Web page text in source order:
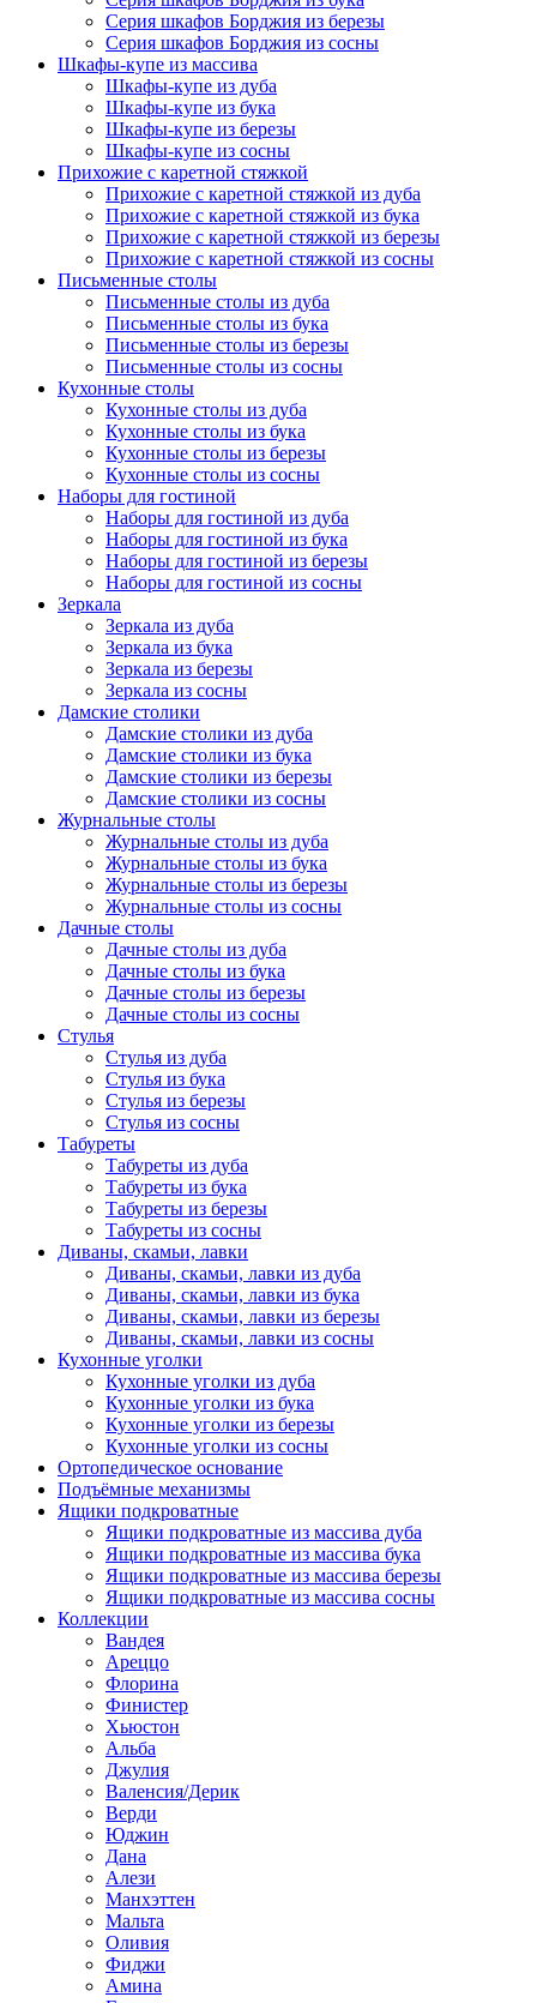
Серия шкафов Борджия из березы
Серия шкафов Борджия из сосны
Шкафы-купе из массива
Шкафы-купе из дуба
Шкафы-купе из бука
Шкафы-купе из березы
Шкафы-купе из сосны
Прихожие с каретной стяжкой
Прихожие с каретной стяжкой из дуба
Прихожие с каретной стяжкой из бука
Прихожие с каретной стяжкой из березы
Прихожие с каретной стяжкой из сосны
Письменные столы
Письменные столы из дуба
Письменные столы из бука
Письменные столы из березы
Письменные столы из сосны
Кухонные столы
Кухонные столы из дуба
Кухонные столы из бука
Кухонные столы из березы
Кухонные столы из сосны
Наборы для гостиной
Наборы для гостиной из дуба
Наборы для гостиной из бука
Наборы для гостиной из березы
Наборы для гостиной из сосны
Зеркала
Зеркала из дуба
Зеркала из бука
Зеркала из березы
Зеркала из сосны
Дамские столики
Дамские столики из дуба
Дамские столики из бука
Дамские столики из березы
Дамские столики из сосны
Журнальные столы
Журнальные столы из дуба
Журнальные столы из бука
Журнальные столы из березы
Журнальные столы из сосны
Дачные столы
Дачные столы из дуба
Дачные столы из бука
Дачные столы из березы
Дачные столы из сосны
Стулья
Стулья из дуба
Стулья из бука
Стулья из березы
Стулья из сосны
Табуреты
Табуреты из дуба
Табуреты из бука
Табуреты из березы
Табуреты из сосны
Диваны, скамьи, лавки
Диваны, скамьи, лавки из дуба
Диваны, скамьи, лавки из бука
Диваны, скамьи, лавки из березы
Диваны, скамьи, лавки из сосны
Кухонные уголки
Кухонные уголки из дуба
Кухонные уголки из бука
Кухонные уголки из березы
Кухонные уголки из сосны
Ортопедическое основание
Подъёмные механизмы
Ящики подкроватные
Ящики подкроватные из массива дуба
Ящики подкроватные из массива бука
Ящики подкроватные из массива березы
Ящики подкроватные из массива сосны
Коллекции
Вандея
Ареццо
Флорина
Финистер
Хьюстон
Альба
Джулия
Валенсия/Дерик
Верди
Юджин
Дана
Алези
Манхэттен
Мальта
Оливия
Фиджи
Амина